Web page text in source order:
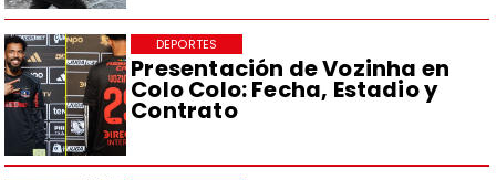
Presentación de Vozinha en
Colo Colo: Fecha, Estadio y
Contrato
DEPORTES